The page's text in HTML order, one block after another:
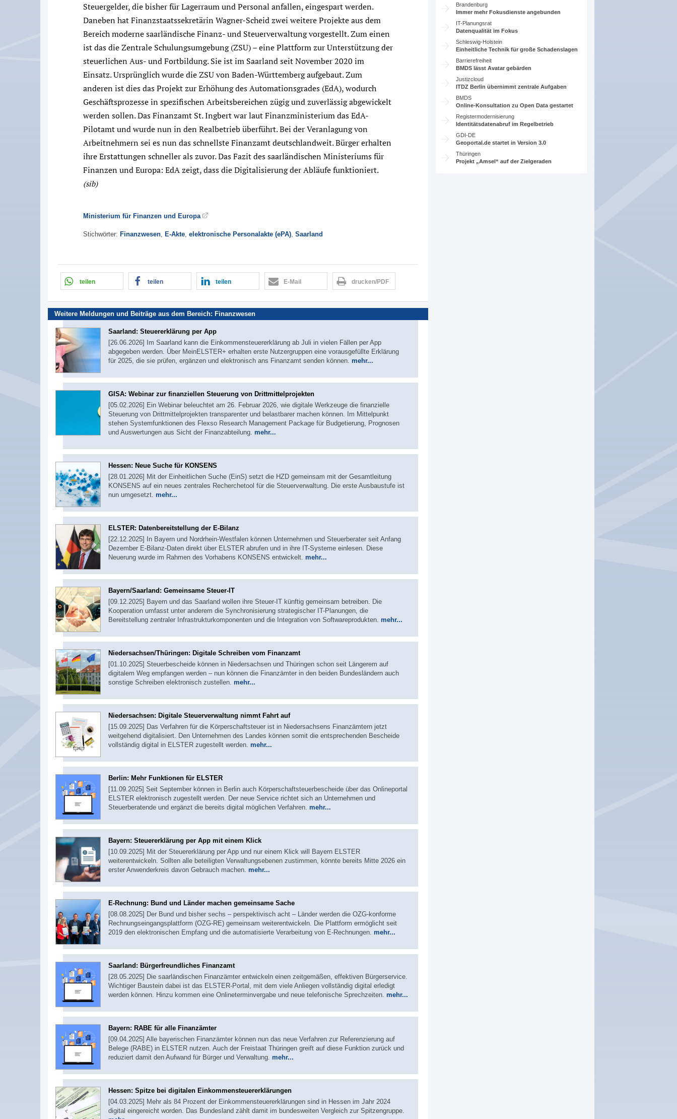
Steuergelder, die bisher für Lagerraum und Personal anfallen, eingespart werden.
Daneben hat Finanzstaatssekretärin Wagner-Scheid zwei weitere Projekte aus dem
Bereich moderne saarländische Finanz- und Steuerverwaltung vorgestellt. Zum einen
ist das die Zentrale Schulungsumgebung (ZSU) – eine Plattform zur Unterstützung der
steuerlichen Aus- und Fortbildung. Sie ist im Saarland seit November 2020 im
Einsatz. Ursprünglich wurde die ZSU von Baden-Württemberg aufgebaut. Zum
anderen ist dies das Projekt zur Erhöhung des Automationsgrades (EdA), wodurch
Geschäftsprozesse in spezifischen Arbeitsbereichen zügig und zuverlässig abgewickelt
werden sollen. Das Finanzamt St. Ingbert war laut Finanzministerium das EdA-
Pilotamt und wurde nun in den Realbetrieb überführt. Bei der Veranlagung von
Arbeitnehmern sei es nun das schnellste Finanzamt deutschlandweit. Bürger erhalten
ihre Erstattungen schneller als zuvor. Das Fazit des saarländischen Ministeriums für
Finanzen und Europa: EdA zeigt, dass die Digitalisierung der Abläufe funktioniert.
(sib)
Ministerium für Finanzen und Europa
Stichwörter: Finanzwesen E-Akte elektronische Personalakte (ePA) Saarland
teilen teilen teilen E-Mail drucken/PDF
Weitere Meldungen und Beiträge aus dem Bereich: Finanzwesen
Saarland: Steuererklärung per App
[26.06.2026] Im Saarland kann die Einkommensteuererklärung ab Juli in vielen Fällen per App
abgegeben werden. Über MeinELSTER+ erhalten erste Nutzergruppen eine vorausgefüllte Erklärung
für 2025, die sie prüfen, ergänzen und elektronisch ans Finanzamt senden können. mehr...
GISA: Webinar zur finanziellen Steuerung von Drittmittelprojekten
[05.02.2026] Ein Webinar beleuchtet am 26. Februar 2026, wie digitale Werkzeuge die finanzielle
Steuerung von Drittmittelprojekten transparenter und belastbarer machen können. Im Mittelpunkt
stehen Systemfunktionen des Flexso Research Management Package für Budgetierung, Prognosen
und Auswertungen aus Sicht der Finanzabteilung. mehr...
Hessen: Neue Suche für KONSENS
[28.01.2026] Mit der Einheitlichen Suche (EinS) setzt die HZD gemeinsam mit der Gesamtleitung
KONSENS auf ein neues zentrales Recherchetool für die Steuerverwaltung. Die erste Ausbaustufe ist
nun umgesetzt. mehr...
ELSTER: Datenbereitstellung der E-Bilanz
[22.12.2025] In Bayern und Nordrhein-Westfalen können Unternehmen und Steuerberater seit Anfang
Dezember E-Bilanz-Daten direkt über ELSTER abrufen und in ihre IT-Systeme einlesen. Diese
Neuerung wurde im Rahmen des Vorhabens KONSENS entwickelt. mehr...
Bayern/Saarland: Gemeinsame Steuer-IT
[09.12.2025] Bayern und das Saarland wollen ihre Steuer-IT künftig gemeinsam betreiben. Die
Kooperation umfasst unter anderem die Synchronisierung strategischer IT-Planungen, die
Bereitstellung zentraler Infrastrukturkomponenten und die Integration von Softwareprodukten. mehr...
Niedersachsen/Thüringen: Digitale Schreiben vom Finanzamt
[01.10.2025] Steuerbescheide können in Niedersachsen und Thüringen schon seit Längerem auf
digitalem Weg empfangen werden – nun können die Finanzämter in den beiden Bundesländern auch
sonstige Schreiben elektronisch zustellen. mehr...
Niedersachsen: Digitale Steuerverwaltung nimmt Fahrt auf
[15.09.2025] Das Verfahren für die Körperschaftsteuer ist in Niedersachsens Finanzämtern jetzt
weitgehend digitalisiert. Den Unternehmen des Landes können somit die entsprechenden Bescheide
vollständig digital in ELSTER zugestellt werden. mehr...
Berlin: Mehr Funktionen für ELSTER
[11.09.2025] Seit September können in Berlin auch Körperschaftsteuerbescheide über das Onlineportal
ELSTER elektronisch zugestellt werden. Der neue Service richtet sich an Unternehmen und
Steuerberatende und ergänzt die bereits digital möglichen Verfahren. mehr...
Bayern: Steuererklärung per App mit einem Klick
[10.09.2025] Mit der Steuererklärung per App und nur einem Klick will Bayern ELSTER
weiterentwickeln. Sollten alle beteiligten Verwaltungsebenen zustimmen, könnte bereits Mitte 2026 ein
erster Anwenderkreis davon Gebrauch machen. mehr...
E-Rechnung: Bund und Länder machen gemeinsame Sache
[08.08.2025] Der Bund und bisher sechs – perspektivisch acht – Länder werden die OZG-konforme
Rechnungseingangsplattform (OZG-RE) gemeinsam weiterentwickeln. Die Plattform ermöglicht seit
2019 den elektronischen Empfang und die automatisierte Verarbeitung von E-Rechnungen. mehr...
Saarland: Bürgerfreundliches Finanzamt
[28.05.2025] Die saarländischen Finanzämter entwickeln einen zeitgemäßen, effektiven Bürgerservice.
Wichtiger Baustein dabei ist das ELSTER-Portal, mit dem viele Anliegen vollständig digital erledigt
werden können. Hinzu kommen eine Onlineterminvergabe und neue telefonische Sprechzeiten. mehr...
Bayern: RABE für alle Finanzämter
[09.04.2025] Alle bayerischen Finanzämter können nun das neue Verfahren zur Referenzierung auf
Belege (RABE) in ELSTER nutzen. Auch der Freistaat Thüringen greift auf diese Funktion zurück und
reduziert damit den Aufwand für Bürger und Verwaltung. mehr...
Hessen: Spitze bei digitalen Einkommensteuererklärungen
[04.03.2025] Mehr als 84 Prozent der Einkommensteuererklärungen sind in Hessen im Jahr 2024
digital eingereicht worden. Das Bundesland zählt damit im bundesweiten Vergleich zur Spitzengruppe.
Brandenburg
Immer mehr Fokusdienste angebunden
IT-Planungsrat
Datenqualität im Fokus
Schleswig-Holstein
Einheitliche Technik für große Schadenslagen
Barrierefreiheit
BMDS lässt Avatar gebärden
Justizcloud
ITDZ Berlin übernimmt zentrale Aufgaben
BMDS
Online-Konsultation zu Open Data gestartet
Registermodernisierung
Identitätsdatenabruf im Regelbetrieb
GDI-DE
Geoportal.de startet in Version 3.0
Thüringen
Projekt „Amsel“ auf der Zielgeraden